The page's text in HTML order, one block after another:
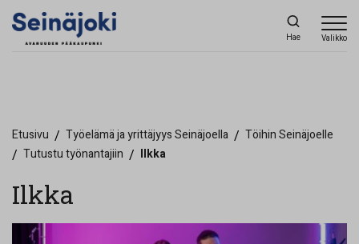
Hae Valikko
Etusivu / Työelämä ja yrittäjyys Seinäjoella / Töihin Seinäjoelle
/ Tutustu työnantajiin / Ilkka
Ilkka